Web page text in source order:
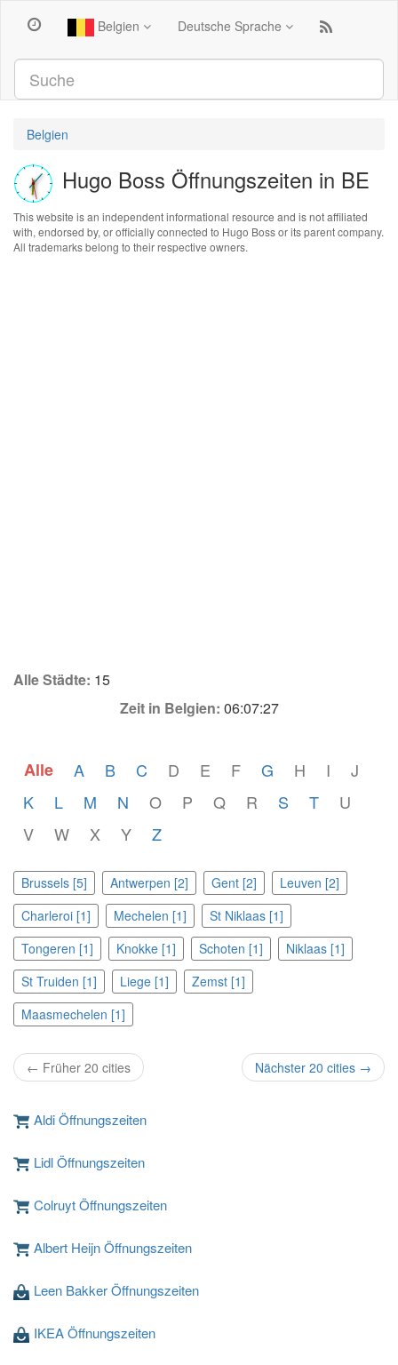
Belgien Deutsche Sprache
Belgien
Hugo Boss Öffnungszeiten in BE
This website is an independent informational resource and is not affiliated
with, endorsed by, or officially connected to Hugo Boss or its parent company.
All trademarks belong to their respective owners.
Alle Städte: 15
Zeit in Belgien: 06:07:27
Alle A B C D E F G H I
J
K
L M N O P Q R S T
U
V
W X Y Z
Brussels [5] Antwerpen [2] Gent [2]
Leuven [2]
Charleroi [1]
Mechelen [1]
St Niklaas [1]
Tongeren [1]
Knokke [1] Schoten [1]
Niklaas [1]
St Truiden [1]
Liege [1]
Zemst [1]
Maasmechelen [1]
← Früher 20 cities Nächster 20 cities →
Loading ...
Aldi Öffnungszeiten
Lidl Öffnungszeiten
Colruyt Öffnungszeiten
Albert Heijn Öffnungszeiten
Leen Bakker Öffnungszeiten
IKEA Öffnungszeiten